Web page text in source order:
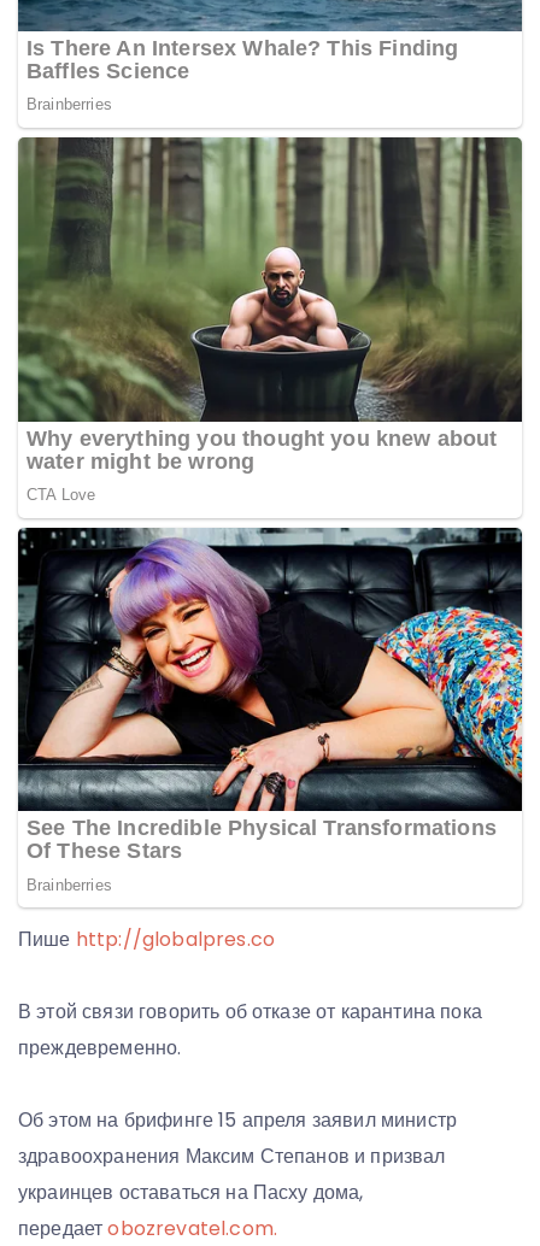
Пише http://globalpres.co
В этой связи говорить об отказе от карантина пока
преждевременно.
Об этом на брифинге 15 апреля заявил министр
здравоохранения Максим Степанов и призвал
украинцев оставаться на Пасху дома,
передаетobozrevatel.com.